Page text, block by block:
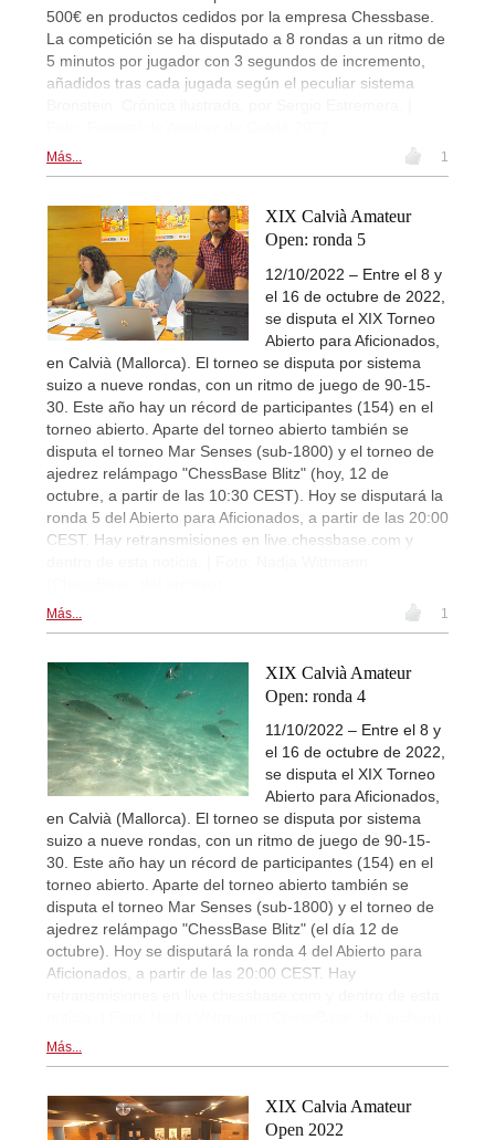
500€ en productos cedidos por la empresa Chessbase.
La competición se ha disputado a 8 rondas a un ritmo de
5 minutos por jugador con 3 segundos de incremento,
añadidos tras cada jugada según el peculiar sistema
Más... 1
XIX Calvià Amateur
Open: ronda 5
12/10/2022 – Entre el 8 y
el 16 de octubre de 2022,
se disputa el XIX Torneo
Abierto para Aficionados,
en Calvià (Mallorca). El torneo se disputa por sistema
suizo a nueve rondas, con un ritmo de juego de 90-15-
30. Este año hay un récord de participantes (154) en el
torneo abierto. Aparte del torneo abierto también se
disputa el torneo Mar Senses (sub-1800) y el torneo de
ajedrez relámpago "ChessBase Blitz" (hoy, 12 de
octubre, a partir de las 10:30 CEST). Hoy se disputará la
ronda 5 del Abierto para Aficionados, a partir de las 20:00
CEST. Hay retransmisiones en live.chessbase.com y
Más... 1
XIX Calvià Amateur
Open: ronda 4
11/10/2022 – Entre el 8 y
el 16 de octubre de 2022,
se disputa el XIX Torneo
Abierto para Aficionados,
en Calvià (Mallorca). El torneo se disputa por sistema
suizo a nueve rondas, con un ritmo de juego de 90-15-
30. Este año hay un récord de participantes (154) en el
torneo abierto. Aparte del torneo abierto también se
disputa el torneo Mar Senses (sub-1800) y el torneo de
ajedrez relámpago "ChessBase Blitz" (el día 12 de
octubre). Hoy se disputará la ronda 4 del Abierto para
Aficionados, a partir de las 20:00 CEST. Hay
Más...
XIX Calvia Amateur
Open 2022